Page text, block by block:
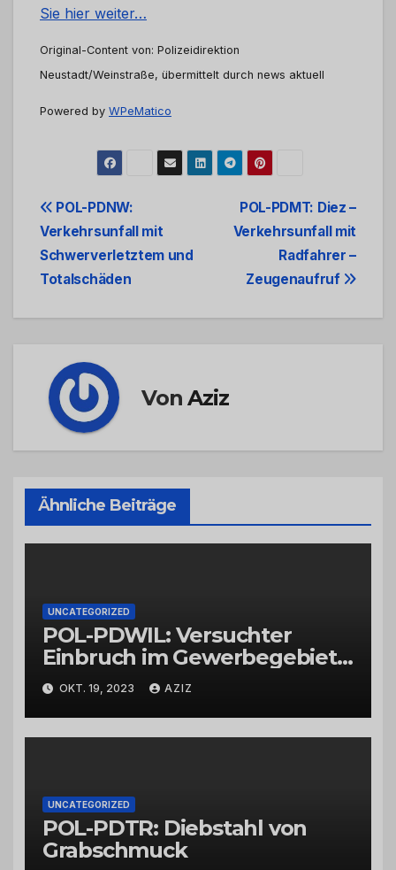
Sie hier weiter…
Original-Content von: Polizeidirektion
Neustadt/Weinstraße, übermittelt durch news aktuell
Powered by WPeMatico
Beitrags-
Navigation
POL-PDMT: Diez –
Verkehrsunfall mit
Radfahrer –
Zeugenaufruf
POL-PDNW:
Verkehrsunfall mit
Schwerverletztem und
Totalschäden
VonAziz
Ähnliche Beiträge
UNCATEGORIZED
POL-PDWIL: Versuchter
Einbruch im Gewerbegebiet
Wittlich
OKT. 19, 2023 AZIZ
UNCATEGORIZED
POL-PDTR: Diebstahl von
Grabschmuck